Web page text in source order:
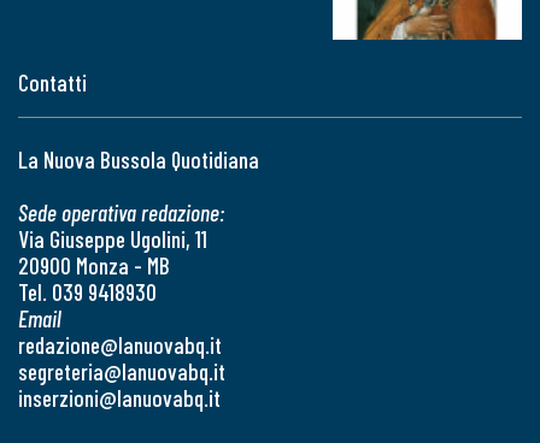
Contatti
La Nuova Bussola Quotidiana
Sede operativa redazione:
Via Giuseppe Ugolini, 11
20900 Monza - MB
Tel. 039 9418930
Email
redazione@lanuovabq.it
segreteria@lanuovabq.it
inserzioni@lanuovabq.it